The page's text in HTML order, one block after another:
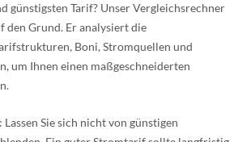
günstigsten Tarif? Unser Vergleichsrechner
den Grund. Er analysiert die
Boni, Stromquellen und
um Ihnen einen maßgeschneiderten
Sie sich nicht von günstigen